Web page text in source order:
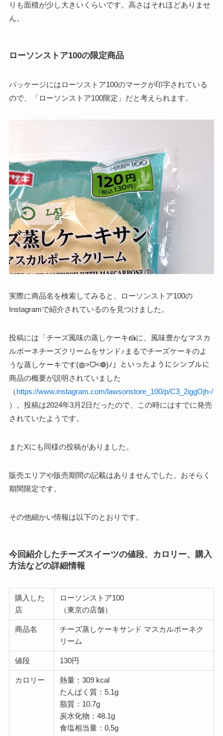
りも面積が少し大きいくらいです。高さはそれほどありませ
ん。
ローソンストア100の限定商品
パッケージにはローソストア100のマークが印字されている
ので、「ローソンストア100限定」だと考えられます。
実際に商品名を検索してみると、ローソンストア100の
Instagramで紹介されているのを見つけました。
投稿には「チーズ風味の蒸しケーキ🍰に、風味豊かなマスカ
ルポーネチーズクリームをサンド♪まるでチーズケーキのよ
うな蒸しケーキです(◍˃ᗜ˂◍)ﾉ」といったようにシンプルに
商品の概要が説明されていました
（https://www.instagram.com/lawsonstore_100/p/C3_2iggOjh-/
）。投稿は2024年3月2日だったので、この時にはすでに発売
されていたようです。
またXにも同様の投稿がありました。
販売エリアや販売期間の記載はありませんでした。おそらく
期間限定です。
その他細かい情報は以下のとおりです。
今回紹介したチーズスイーツの値段、カロリー、購入
方法などの詳細情報
購入した
店
ローソンストア100
（東京の店舗）
商品名
チーズ蒸しケーキサンド マスカルポーネク
リーム
値段 130円
カロリー
熱量：309 kcal
たんぱく質：5.1g
脂質：10.7g
炭水化物：48.1g
食塩相当量：0.5g